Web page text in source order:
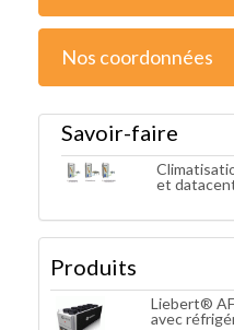
Nos coordonnées
Savoir-faire
et
Produits
Liebert®
avec